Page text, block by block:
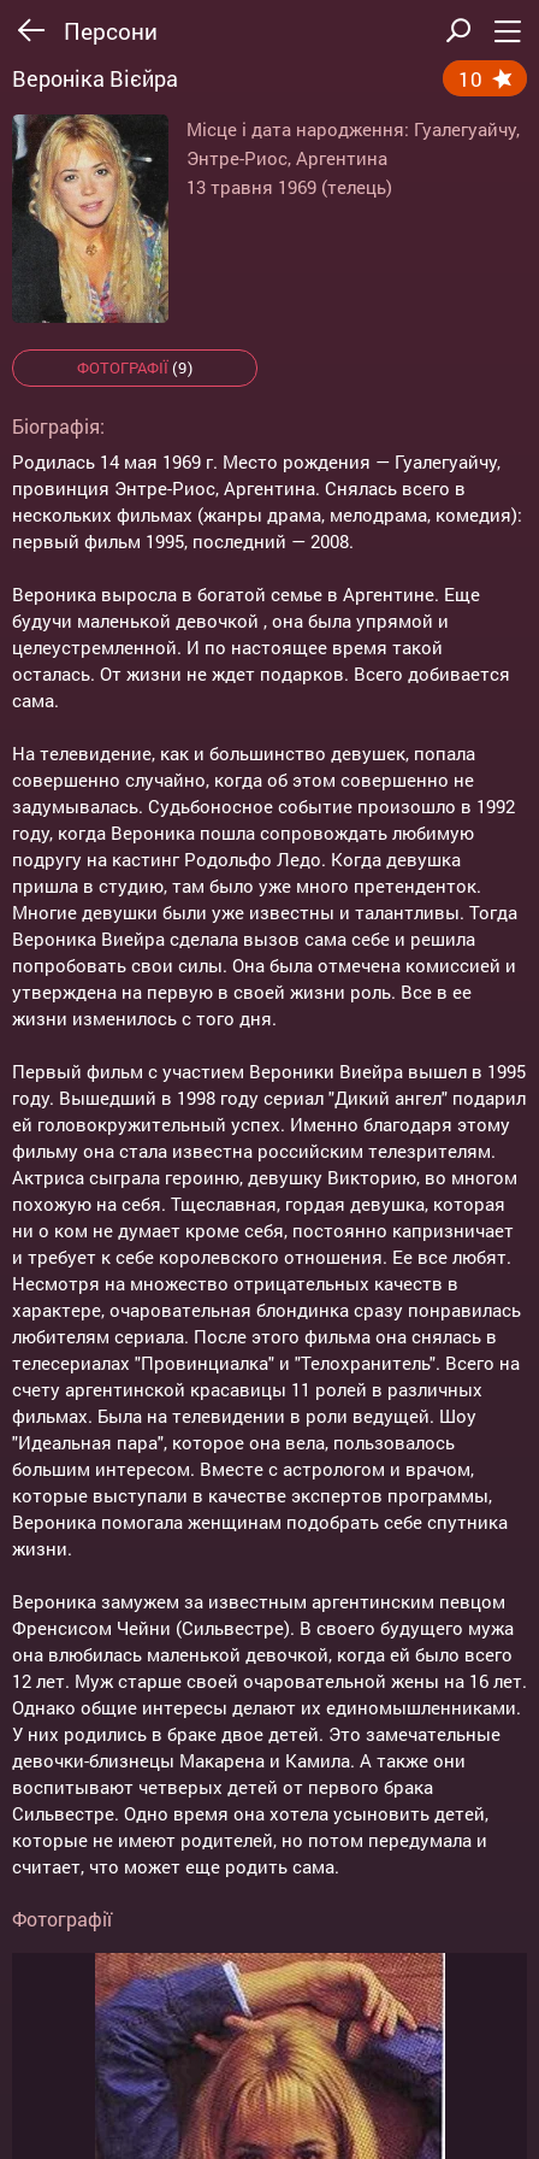
Персони
Вероніка Вієйра 10
Місце і дата народження: Гуалегуайчу,
Энтре-Риос, Аргентина
13 травня 1969 (телець)
ФОТОГРАФІЇ(9)
Біографія:
Родилась 14 мая 1969 г. Место рождения — Гуалегуайчу,
провинция Энтре-Риос, Аргентина. Снялась всего в
нескольких фильмах (жанры драма, мелодрама, комедия):
первый фильм 1995, последний — 2008.
Вероника выросла в богатой семье в Аргентине. Еще
будучи маленькой девочкой , она была упрямой и
целеустремленной. И по настоящее время такой
осталась. От жизни не ждет подарков. Всего добивается
сама.
На телевидение, как и большинство девушек, попала
совершенно случайно, когда об этом совершенно не
задумывалась. Судьбоносное событие произошло в 1992
году, когда Вероника пошла сопровождать любимую
подругу на кастинг Родольфо Ледо. Когда девушка
пришла в студию, там было уже много претенденток.
Многие девушки были уже известны и талантливы. Тогда
Вероника Виейра сделала вызов сама себе и решила
попробовать свои силы. Она была отмечена комиссией и
утверждена на первую в своей жизни роль. Все в ее
жизни изменилось с того дня.
Первый фильм с участием Вероники Виейра вышел в 1995
году. Вышедший в 1998 году сериал "Дикий ангел" подарил
ей головокружительный успех. Именно благодаря этому
фильму она стала известна российским телезрителям.
Актриса сыграла героиню, девушку Викторию, во многом
похожую на себя. Тщеславная, гордая девушка, которая
ни о ком не думает кроме себя, постоянно капризничает
и требует к себе королевского отношения. Ее все любят.
Несмотря на множество отрицательных качеств в
характере, очаровательная блондинка сразу понравилась
любителям сериала. После этого фильма она снялась в
телесериалах "Провинциалка" и "Телохранитель". Всего на
счету аргентинской красавицы 11 ролей в различных
фильмах. Была на телевидении в роли ведущей. Шоу
"Идеальная пара", которое она вела, пользовалось
большим интересом. Вместе с астрологом и врачом,
которые выступали в качестве экспертов программы,
Вероника помогала женщинам подобрать себе спутника
жизни.
Вероника замужем за известным аргентинским певцом
Френсисом Чейни (Сильвестре). В своего будущего мужа
она влюбилась маленькой девочкой, когда ей было всего
12 лет. Муж старше своей очаровательной жены на 16 лет.
Однако общие интересы делают их единомышленниками.
У них родились в браке двое детей. Это замечательные
девочки-близнецы Макарена и Камила. А также они
воспитывают четверых детей от первого брака
Сильвестре. Одно время она хотела усыновить детей,
которые не имеют родителей, но потом передумала и
считает, что может еще родить сама.
Фотографії